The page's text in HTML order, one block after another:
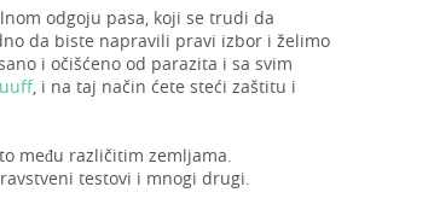
odgoju pasa, koji se trudi da
da biste napravili pravi izbor i želimo
i očišćeno od parazita i sa svim
, i na taj način ćete steći zaštitu i
među različitim zemljama.
testovi i mnogi drugi.